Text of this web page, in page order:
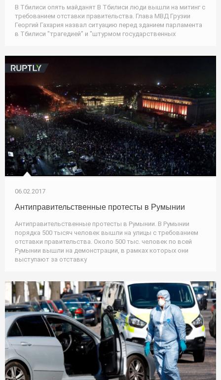
В Тбилиси опять майданят В Тбилиси люди вышли на митинг с
требованием отставки правительства. Глава МВД Грузии
Георгий Гахария назвал ситуацию перед зданием парламента
в Тбилиси "трагедией" и "штурмом государственных
06.02.2017
Антиправительственные протесты в Румынии
Антиправительственные протесты в Румынии. В Румынии
порядка 500 тысяч человек вышли на улицы с требованием
отставки правительства. Около 500 тыс. человек по всей
Румынии вышли на демонстрации, в рамках которых они
выступают за отставку